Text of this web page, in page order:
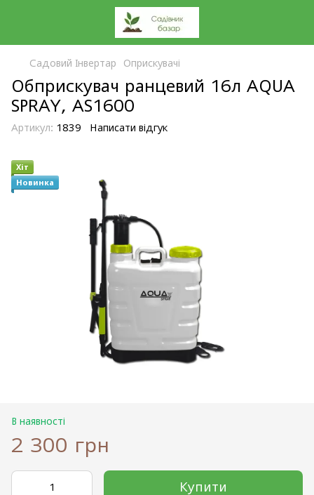
Садовий Інвертар Оприскувачі
Обприскувач ранцевий 16л AQUA
SPRAY, AS1600
Артикул: 1839 Написати відгук
Хіт
Новинка
В наявності
2 300 грн
Купити